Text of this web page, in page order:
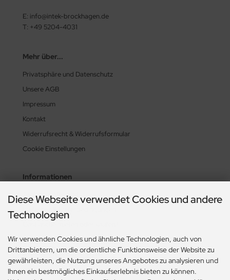
E: info@intek-brockhagen.de
T: +49 5204-4031
Mehr über...
Privatsphäre und Datenschutz
Unsere AGB
Impressum
Kontakt
Widerrufsrecht & Widerrufsformular
Cookie Einstellungen
Informationen
Zahlung & Versand
Lieferzeit & Lieferbedingungen
Historie? Fehlanzeige!
Aktionsheft Sommer 2026
Diese Webseite verwendet Cookies und andere
Technologien
Wir verwenden Cookies und ähnliche Technologien, auch von
Drittanbietern, um die ordentliche Funktionsweise der Website zu
gewährleisten, die Nutzung unseres Angebotes zu analysieren und
Ihnen ein bestmögliches Einkaufserlebnis bieten zu können.